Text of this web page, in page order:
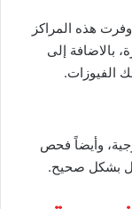
هذه المراكز
بالاضافة إلى
الفيوزات.
وأيضاً فحص
بشكل صحيح.